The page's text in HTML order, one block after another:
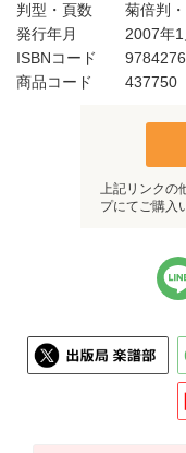
判型・頁数
菊倍判
発行年月
2007年1
ISBNコード
商品コード
437750
上記リンクの
プにてご購入